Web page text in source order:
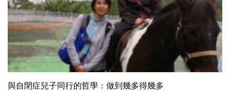
與自閉症兒子同行的哲學：做到幾多得幾多